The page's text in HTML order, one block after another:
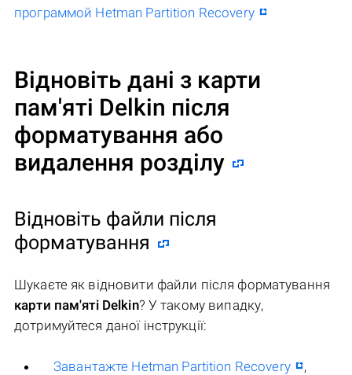
программой Hetman Partition Recovery
Відновіть дані з карти
пам'яті Delkin після
форматування або
видалення розділу
Відновіть файли після
форматування
Шукаєте як відновити файли після форматування
карти пам'яті Delkin? У такому випадку,
дотримуйтеся даної інструкції:
Завантажте Hetman Partition Recovery
,